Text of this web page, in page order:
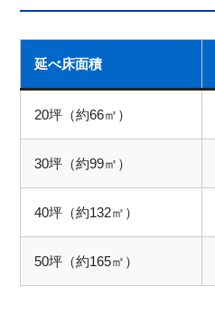
延べ床面積
20坪（約66㎡）
30坪（約99㎡）
40坪（約132㎡）
50坪（約165㎡）